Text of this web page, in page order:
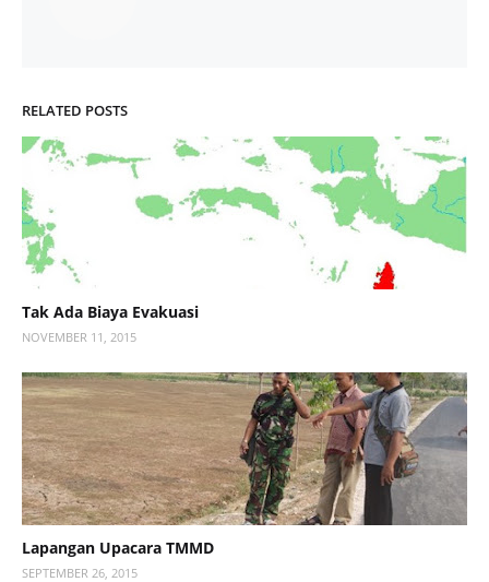
RELATED POSTS
Tak Ada Biaya Evakuasi
NOVEMBER 11, 2015
Lapangan Upacara TMMD
SEPTEMBER 26, 2015